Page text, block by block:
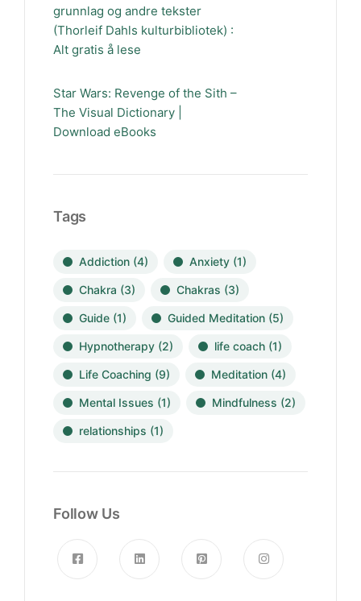
grunnlag og andre tekster
(Thorleif Dahls kulturbibliotek) :
Alt gratis å lese
Star Wars: Revenge of the Sith –
The Visual Dictionary |
Download eBooks
Tags
Addiction (4) Anxiety (1)
Chakra (3) Chakras (3)
Guide (1) Guided Meditation (5)
Hypnotherapy (2) life coach (1)
Life Coaching (9) Meditation (4)
Mental Issues (1) Mindfulness (2)
relationships (1)
Follow Us